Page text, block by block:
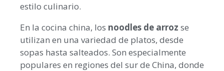
estilo culinario.
En la cocina china, los noodles de arroz se
utilizan en una variedad de platos, desde
sopas hasta salteados. Son especialmente
populares en regiones del sur de China, donde